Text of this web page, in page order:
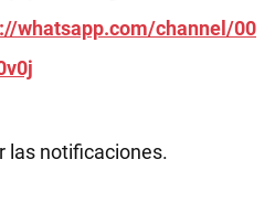
whatsapp.com/channel/00
las notificaciones.